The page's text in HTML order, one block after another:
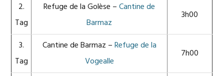
2.
Tag
Refuge de la Golèse –Cantine de
Barmaz
3h00
3.
Tag
Cantine de Barmaz –Refuge de la
Vogealle
7h00